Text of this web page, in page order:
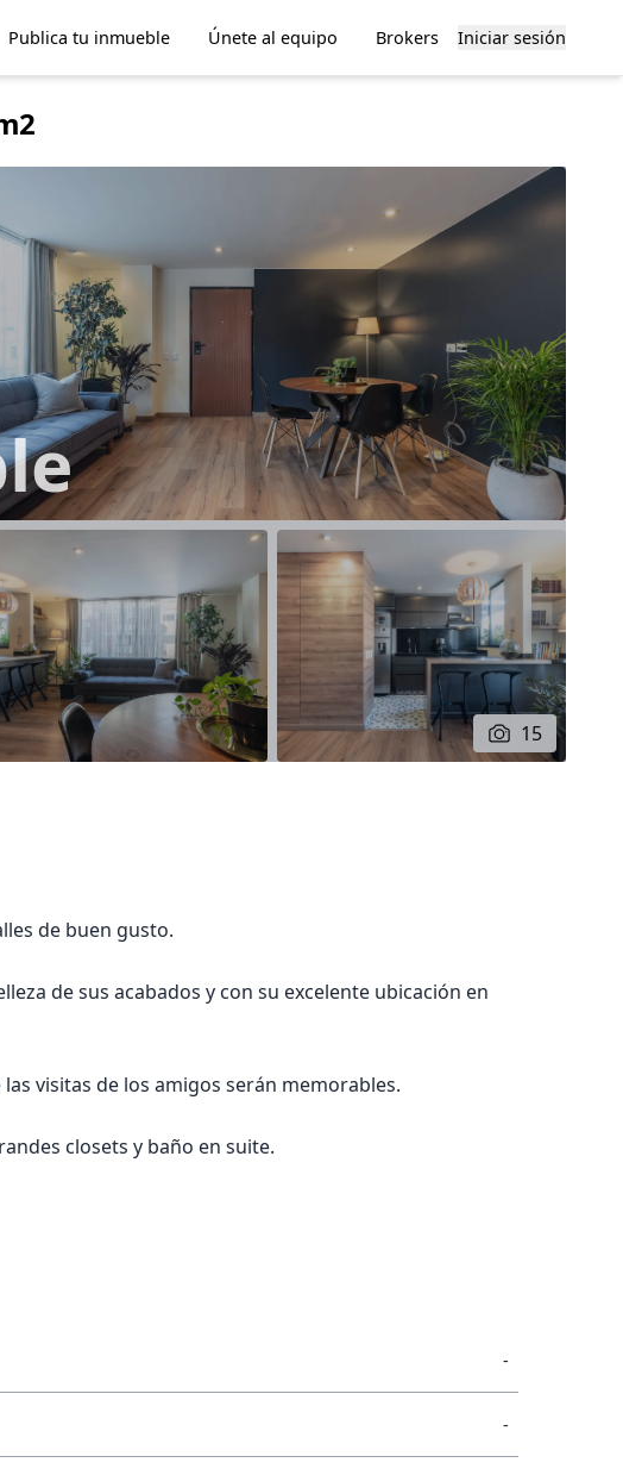
Publica tu inmueble Únete al equipo Brokers Iniciar sesión
15
de buen gusto.
de sus acabados y con su excelente ubicación en
visitas de los amigos serán memorables.
closets y baño en suite.
-
-